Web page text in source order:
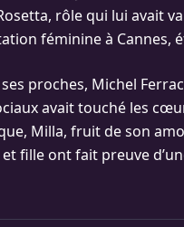
rôle qui lui avait
féminine à Cannes,
proches, Michel
avait touché les
Milla, fruit de son
fille ont fait preuve